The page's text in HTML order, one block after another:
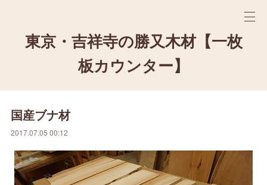
東京・吉祥寺の勝又木材【一枚
板カウンター】
国産ブナ材
2017.07.05 00:12